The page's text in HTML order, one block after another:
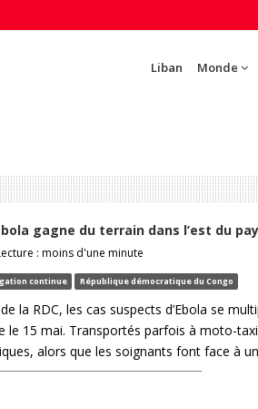
Liban Monde
gagne du terrain dans l’est du
: moins d'une minute
continue République démocratique du Congo
la RDC, les cas suspects d’Ebola se
le 15 mai. Transportés parfois à moto-
alors que les soignants font face à